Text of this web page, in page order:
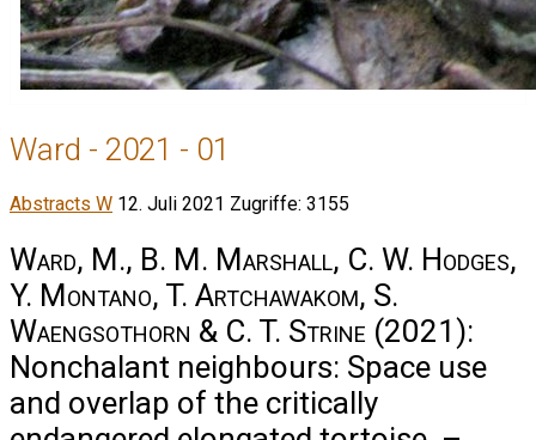
Ward - 2021 - 01
Abstracts W 12. Juli 2021 Zugriffe: 3155
Ward, M., B. M. Marshall, C. W. Hodges,
Y. Montano, T. Artchawakom, S.
Waengsothorn & C. T. Strine (2021):
Nonchalant neighbours: Space use
and overlap of the critically